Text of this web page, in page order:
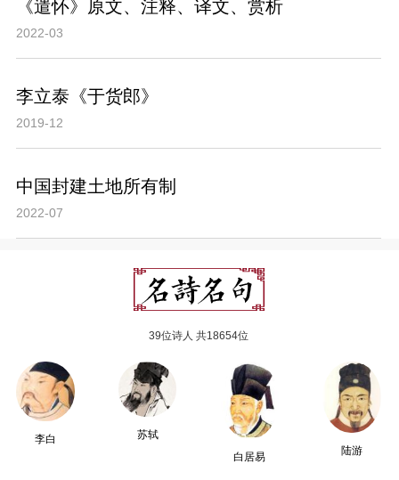
《遣怀》原文、注释、译文、赏析
2022-03
李立泰《于货郎》
2019-12
中国封建土地所有制
2022-07
39位诗人 共18654位
李白
苏轼
白居易
陆游